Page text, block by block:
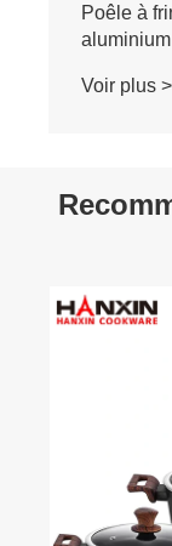
Poêle à
Voir plus